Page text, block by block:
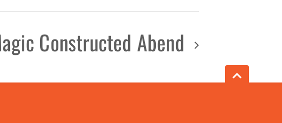
0761 / 59 51 64 26
Constructed Abend